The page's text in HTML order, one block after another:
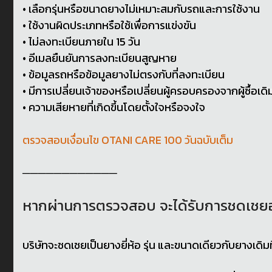
• เลือกรุ่นหรือขนาดยางไม่เหมาะสมกับรถและการใช้งาน
• ใช้งานผิดประเภทหรือใช้เพื่อการแข่งขัน
• ไม่ลงทะเบียนภายใน 15 วัน
• อีเมลยืนยันการลงทะเบียนสูญหาย
• ข้อมูลรถหรือข้อมูลยางไม่ตรงกับที่ลงทะเบียน
• มีการเปลี่ยนเจ้าของหรือเปลี่ยนผู้ครอบครองจากผู้ซื้อเดิ
• ความเสียหายที่เกิดขึ้นโดยตั้งใจหรือจงใจ
ตรวจสอบเงื่อนไข OTANI CARE 100 วันฉบับเต็ม
────────────
หากผ่านการตรวจสอบ จะได้รับการชดเชย
บริษัทจะชดเชยเป็นยางยี่ห้อ รุ่น และขนาดเดียวกับยางเดิ